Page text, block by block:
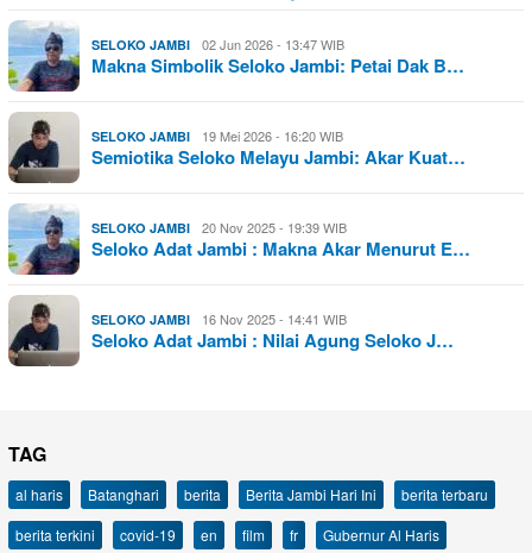
SELOKO JAMBI 02 Jun 2026 - 13:47 WIB
Makna Simbolik Seloko Jambi: Petai Dak B…
SELOKO JAMBI 19 Mei 2026 - 16:20 WIB
Semiotika Seloko Melayu Jambi: Akar Kuat…
SELOKO JAMBI 20 Nov 2025 - 19:39 WIB
Seloko Adat Jambi : Makna Akar Menurut E…
SELOKO JAMBI 16 Nov 2025 - 14:41 WIB
Seloko Adat Jambi : Nilai Agung Seloko J…
TAG
al haris Batanghari berita Berita Jambi Hari Ini
berita terbaru
berita terkini
covid-19 en film fr
Gubernur Al Haris